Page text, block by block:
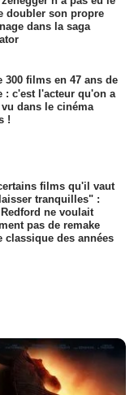
doubler son propre
dans la saga
300 films en 47 ans de
: c'est l'acteur qu'on a
dans le cinéma
!
films qu'il vaut
tranquilles" :
Redford ne voulait
pas de remake
classique des années